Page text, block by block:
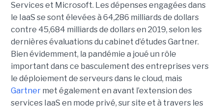
Services et Microsoft. Les dépenses engagées dans
le IaaS se sont élevées à 64,286 milliards de dollars
contre 45,684 milliards de dollars en 2019, selon les
dernières évaluations du cabinet d’études Gartner.
Bien évidemment, la pandémie a joué un rôle
important dans ce basculement des entreprises vers
le déploiement de serveurs dans le cloud, mais
Gartnermet également en avant l’extension des
services IaaS en mode privé, sur site et à travers les